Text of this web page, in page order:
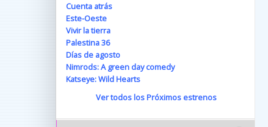
Cuenta atrás
Este-Oeste
Vivir la tierra
Palestina 36
Días de agosto
Nimrods: A green day comedy
Katseye: Wild Hearts
Ver todos los Próximos estrenos